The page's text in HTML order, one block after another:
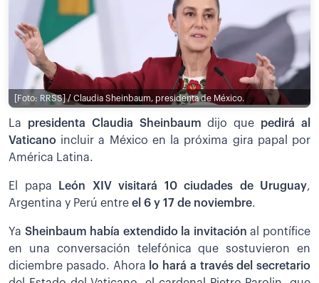
[Foto: RRSS] / Claudia Sheinbaum, presidenta de México.
La presidenta Claudia Sheinbaum dijo que pedirá al
Vaticano incluir a México en la próxima gira papal por
América Latina.
El papa León XIV visitará 10 ciudades de Uruguay,
Argentina y Perú entre el 6 y 17 de noviembre.
Ya Sheinbaum había extendido la invitación al pontífice
en una conversación telefónica que sostuvieron en
diciembre pasado. Ahora lo hará a través del secretario